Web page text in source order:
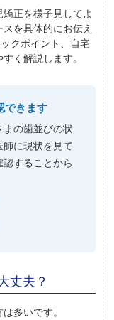
正を様子見してよ
を具体的にお伝え
クポイント、自宅
く解説します。
できます
の歯並びの状
に現状を見て
することから
丈夫？
多いです。